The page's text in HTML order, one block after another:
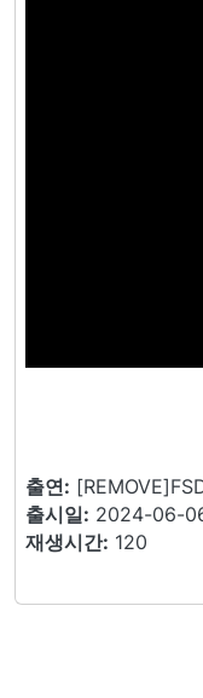
출연:
출시일: 2024-06-
재생시간: 120